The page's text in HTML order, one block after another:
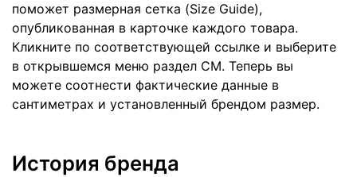
поможет размерная сетка (Size Guide),
опубликованная в карточке каждого товара.
Кликните по соответствующей ссылке и выберите
в открывшемся меню раздел СМ. Теперь вы
можете соотнести фактические данные в
сантиметрах и установленный брендом размер.
История бренда